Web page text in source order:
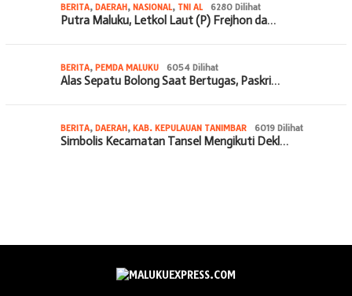
BERITA, DAERAH, NASIONAL, TNI AL 6280 Dilihat
Putra Maluku, Letkol Laut (P) Frejhon da…
BERITA, PEMDA MALUKU 6054 Dilihat
Alas Sepatu Bolong Saat Bertugas, Paskri…
BERITA, DAERAH, KAB. KEPULAUAN TANIMBAR 6019 Dilihat
Simbolis Kecamatan Tansel Mengikuti Dekl…